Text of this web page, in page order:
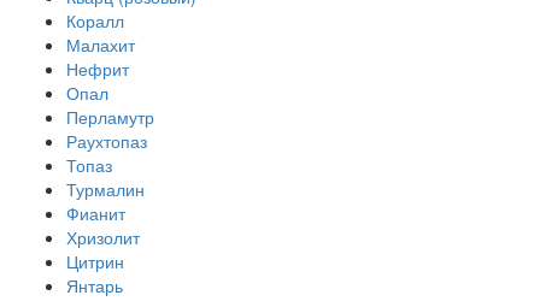
Коралл
Малахит
Нефрит
Опал
Перламутр
Раухтопаз
Топаз
Турмалин
Фианит
Хризолит
Цитрин
Янтарь